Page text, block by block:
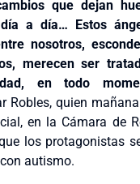
que dejan
a día… Estos
nosotros,
merecen ser
en todo
Robles, quien
en la Cámara de
los protagonistas
autismo.